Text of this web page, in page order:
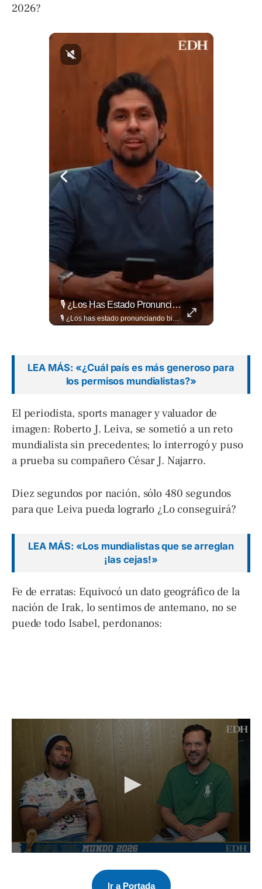
2026?
🎙️ ¿Los Has Estado Pronunciando Bien?
LEA MÁS: «¿Cuál país es más generoso para
los permisos mundialistas?»
El periodista, sports manager y valuador de
imagen: Roberto J. Leiva, se sometió a un reto
mundialista sin precedentes; lo interrogó y puso
a prueba su compañero César J. Najarro.
Diez segundos por nación, sólo 480 segundos
para que Leiva pueda lograrlo ¿Lo conseguirá?
LEA MÁS: «Los mundialistas que se arreglan
¡las cejas!»
Fe de erratas: Equivocó un dato geográfico de la
nación de Irak, lo sentimos de antemano, no se
puede todo Isabel, perdonanos:
Ir a Portada